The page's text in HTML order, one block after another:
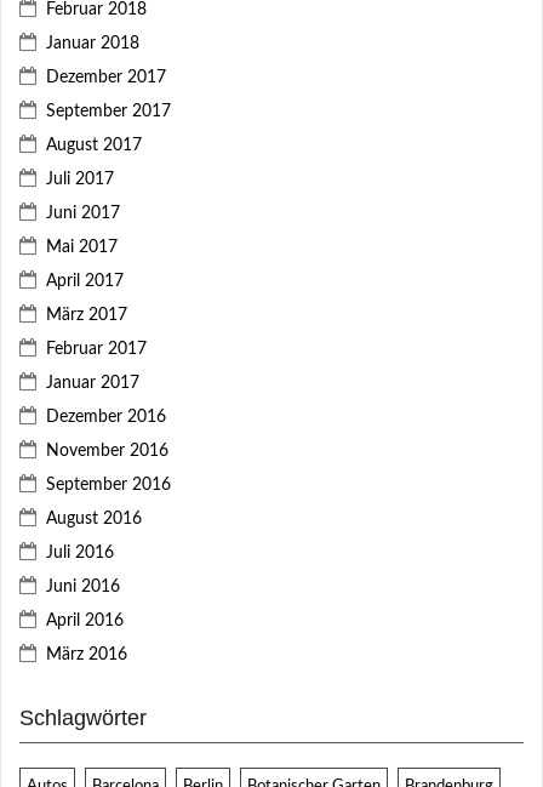
Februar 2018
Januar 2018
Dezember 2017
September 2017
August 2017
Juli 2017
Juni 2017
Mai 2017
April 2017
März 2017
Februar 2017
Januar 2017
Dezember 2016
November 2016
September 2016
August 2016
Juli 2016
Juni 2016
April 2016
März 2016
Schlagwörter